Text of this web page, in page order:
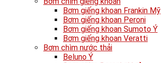
Bơm giếng khoan Frankin Mỹ
Bơm giếng khoan Peroni
Bơm giếng khoan Sumoto Ý
Bơm giếng khoan Veratti
Bơm chìm nước thải
Beluno Ý